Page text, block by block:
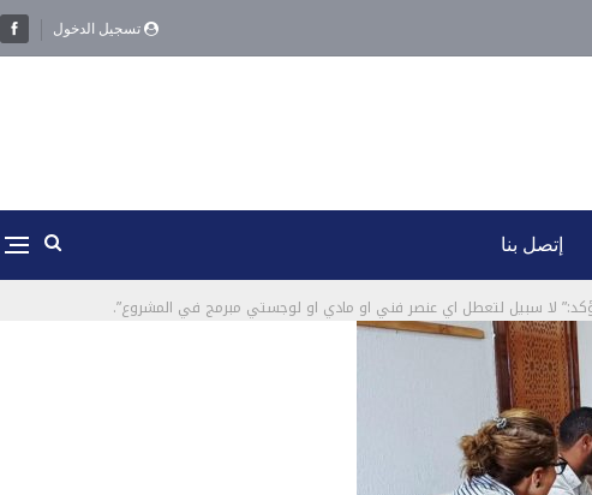
تسجيل الدخول
إتصل بنا
لا سبيل لتعطل اي عنصر فني او مادي او لوجستي مبرمج في المشروع”.